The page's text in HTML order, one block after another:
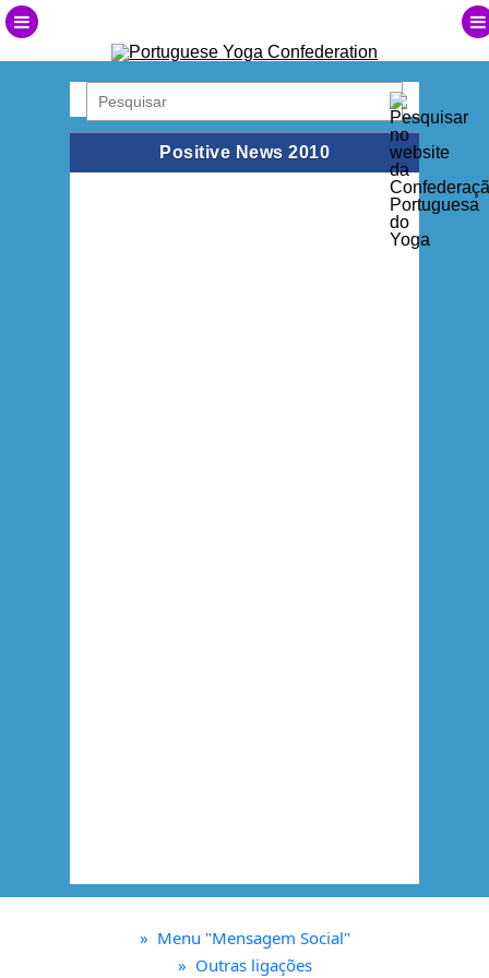
Positive News 2010
» Menu "Mensagem Social"
» Outras ligações